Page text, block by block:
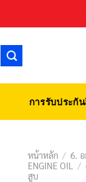
การรับประกั
หน้าหลัก / 6. อ
ENGINE OIL
/
สูบ